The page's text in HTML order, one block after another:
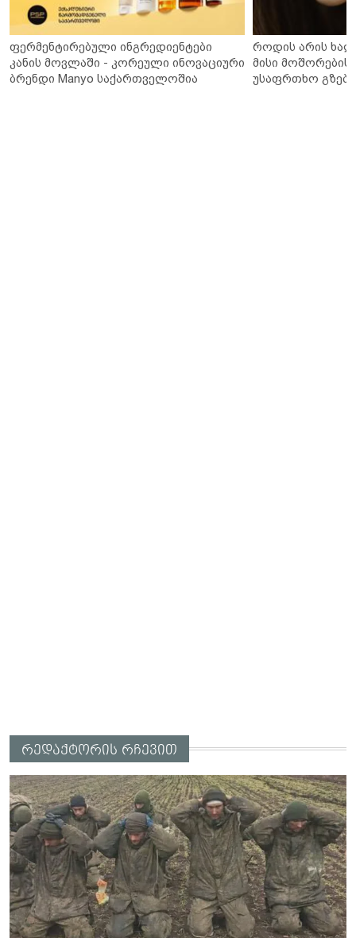
ფერმენტირებული ინგრედიენტები
კანის მოვლაში - კორეული ინოვაციური
ბრენდი Manyo საქართველოშია
როდის არის
მისი მოშორების
უსაფრთხო გზები
რედაქტორის რჩევით